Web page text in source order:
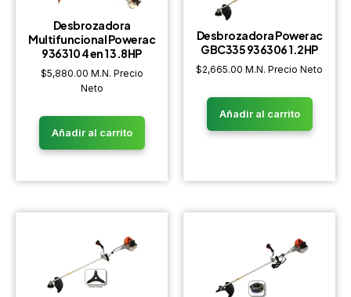
Desbrozadora
Multifuncional Powerac
936310 4 en 1 3.8HP
$5,880.00 M.N. Precio
Neto
Añadir al carrito
Desbrozadora Powerac
GBC335 936306 1.2HP
$2,665.00 M.N. Precio Neto
Añadir al carrito